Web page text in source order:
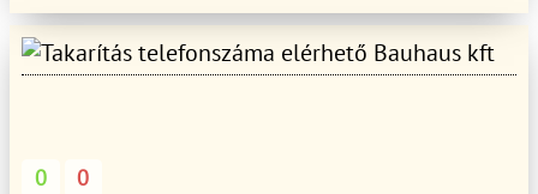
Bauhaus kft
0 0